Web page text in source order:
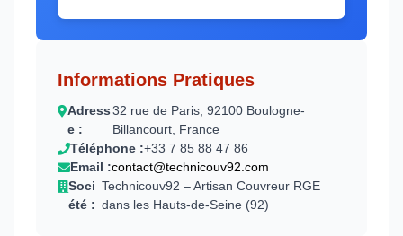
Informations Pratiques
Adress
e :
32 rue de Paris, 92100 Boulogne-
Billancourt, France
Téléphone :+33 7 85 88 47 86
Email :contact@technicouv92.com
Soci
été :
Technicouv92 – Artisan Couvreur RGE
dans les Hauts-de-Seine (92)